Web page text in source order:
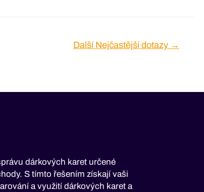
Další Nejčastější dotazy →
dárkových karet určené
S tímto řešením získají vaši
a využití dárkových karet a